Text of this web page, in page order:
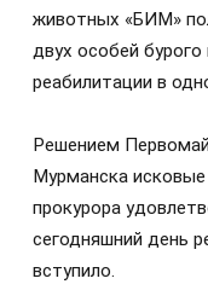
животных «БИМ»
двух особей
реабилитации в
Решением
Мурманска
прокурора
сегодняшний день
вступило.